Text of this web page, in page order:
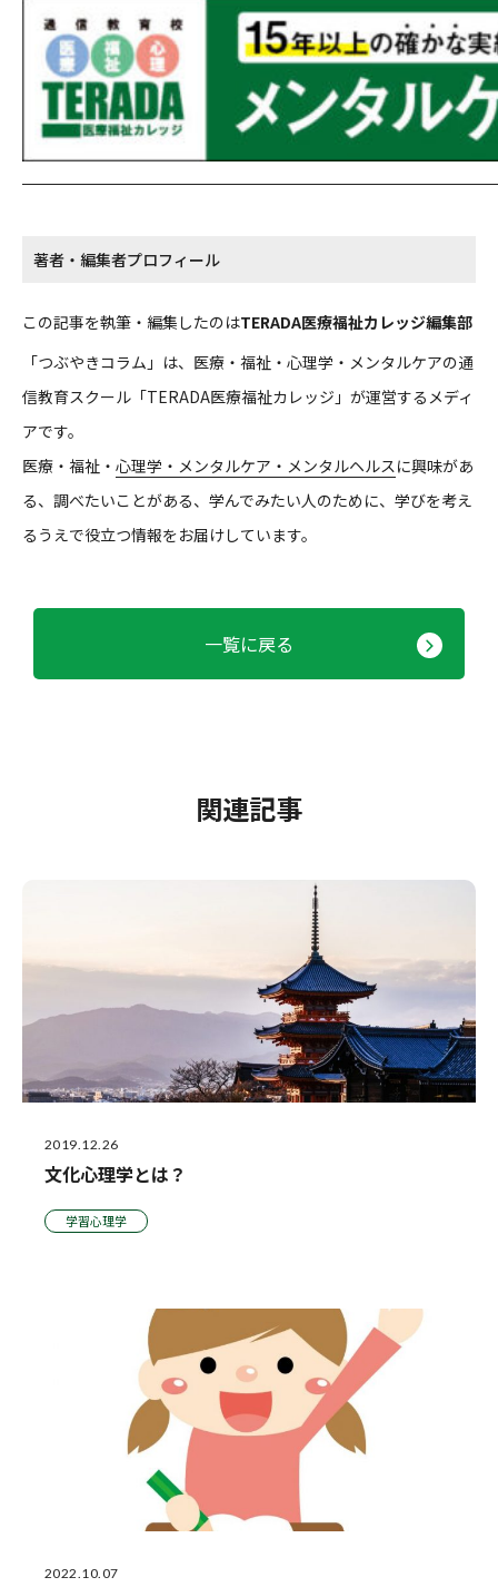
著者・編集者プロフィール
この記事を執筆・編集したのはTERADA医療福祉カレッジ編集部
「つぶやきコラム」は、医療・福祉・心理学・メンタルケアの通
信教育スクール「TERADA医療福祉カレッジ」が運営するメディ
アです。
医療・福祉・ 心理学・メンタルケア・メンタルヘルス に興味があ
る、調べたいことがある、学んでみたい人のために、学びを考え
るうえで役立つ情報をお届けしています。
一覧に戻る
関連記事
2019.12.26
文化心理学とは？
学習心理学
2022.10.07